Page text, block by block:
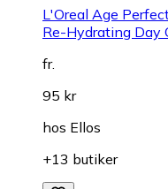
L'Oreal Age
Re-Hydrating Day
fr.
95 kr
hos Ellos
+13 butiker